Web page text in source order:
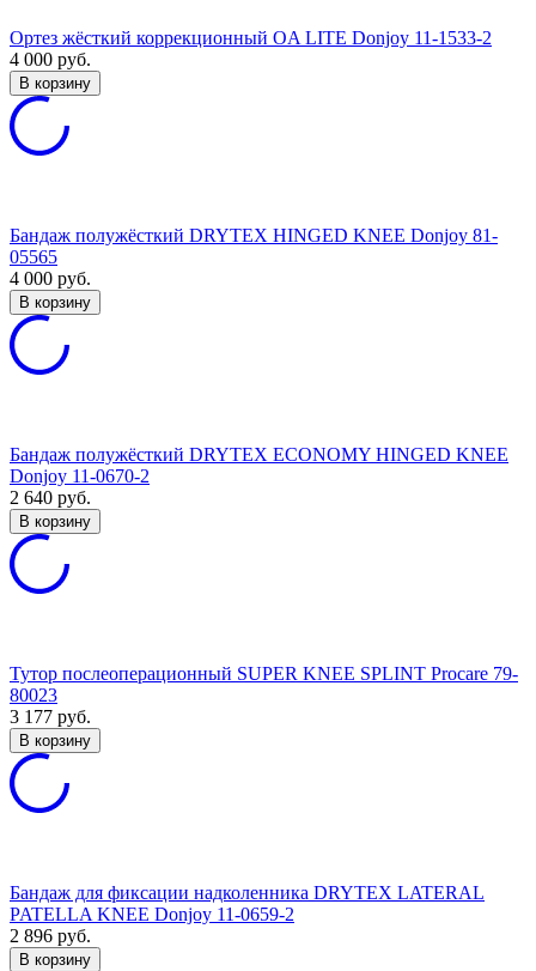
Ортез жёсткий коррекционный OA LITE Donjoy 11-1533-2
4 000 руб.
В корзину
Бандаж полужёсткий DRYTEX HINGED KNEE Donjoy 81-
05565
4 000 руб.
В корзину
Бандаж полужёсткий DRYTEX ECONOMY HINGED KNEE
Donjoy 11-0670-2
2 640 руб.
В корзину
Тутор послеоперационный SUPER KNEE SPLINT Procare 79-
80023
3 177 руб.
В корзину
Бандаж для фиксации надколенника DRYTEX LATERAL
PATELLA KNEE Donjoy 11-0659-2
2 896 руб.
В корзину